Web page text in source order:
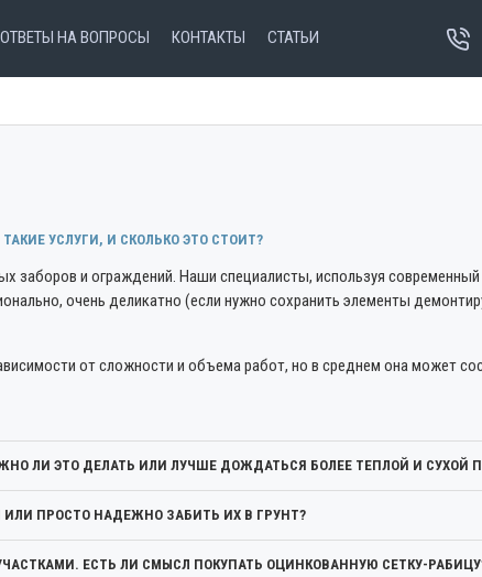
ОТВЕТЫ НА ВОПРОСЫ КОНТАКТЫ СТАТЬИ
УСЛУГИ, И СКОЛЬКО ЭТО СТОИТ?
заборов и ограждений. Наши специалисты, используя
очень деликатно (если нужно сохранить элементы
от сложности и объема работ, но в среднем она может
ЛИ ЭТО ДЕЛАТЬ ИЛИ ЛУЧШЕ ДОЖДАТЬСЯ БОЛЕЕ ТЕПЛОЙ И СУХОЙ
ПРОСТО НАДЕЖНО ЗАБИТЬ ИХ В ГРУНТ?
ЕСТЬ ЛИ СМЫСЛ ПОКУПАТЬ ОЦИНКОВАННУЮ СЕТКУ-